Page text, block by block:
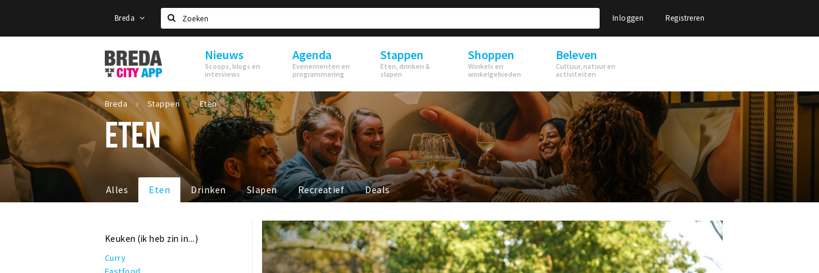
Breda
Zoeken
Inloggen Registreren
Stappen
&
Shoppen
Breda
Nieuws
Scoops, blogs en
interviews
Agenda
Evenementen en
programmering
Stappen
Eten, drinken &
slapen
Shoppen
Winkels en
winkelgebieden
Beleven
Cultuur, natuur en
activiteiten
Breda Stappen Eten
ETEN
Alles Eten Drinken Slapen Recreatief Deals
Keuken (ik heb zin in...)
Curry